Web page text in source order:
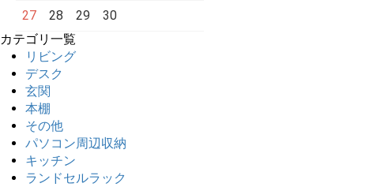
27 28 29
30
カテゴリ一覧
リビング
デスク
玄関
本棚
その他
パソコン周辺収納
キッチン
ランドセルラック